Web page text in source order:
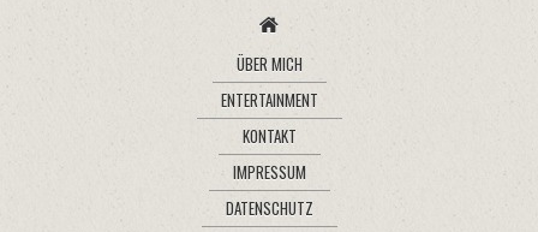
ÜBER MICH
ENTERTAINMENT
KONTAKT
IMPRESSUM
DATENSCHUTZ